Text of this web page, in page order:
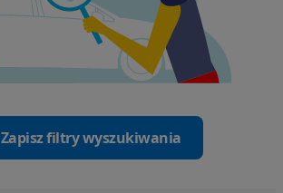
Zapisz filtry wyszukiwania